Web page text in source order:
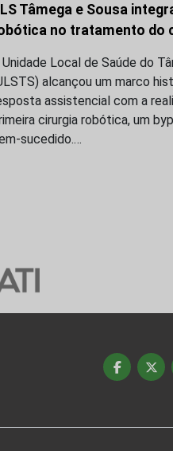
Tâmega e Sousa
no tratamento do
Unidade Local de Saúde do
alcançou um marco
assistencial com a
cirurgia robótica, um
sucedido.…